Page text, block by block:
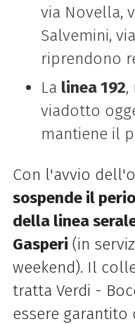
via Novella,
Salvemini,
riprendono
La linea 192,
viadotto
mantiene il
Con l'avvio
sospende il
della linea
Gasperi (in
weekend). Il
tratta Verdi -
essere garantito